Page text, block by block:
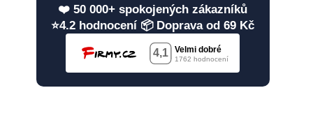
❤️ 50 000+ spokojených zákazníků
⭐4.2 hodnocení 📦 Doprava od 69 Kč